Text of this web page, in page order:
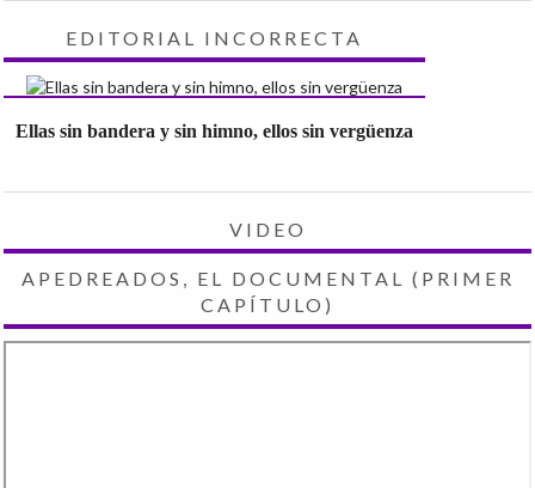
EDITORIAL INCORRECTA
Ellas sin bandera y sin himno, ellos sin vergüenza
VIDEO
APEDREADOS, EL DOCUMENTAL (PRIMER
CAPÍTULO)